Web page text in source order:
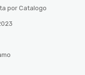
por Catalogo